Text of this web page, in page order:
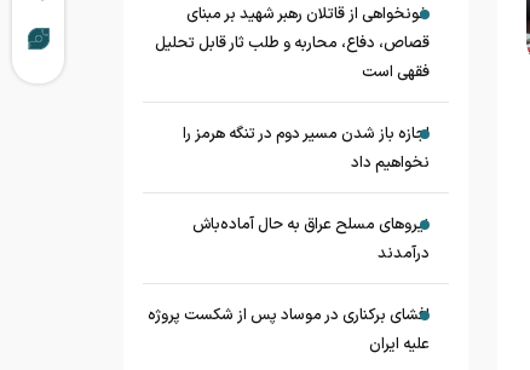
خونخواهی از قاتلان رهبر شهید بر مبنای
قصاص، دفاع، محاربه و طلب ثار قابل تحلیل
فقهی است
اجازه باز شدن مسیر دوم در تنگه هرمز را
نخواهیم داد
نیروهای مسلح عراق به حال آماده‌باش
درآمدند
افشای برکناری در موساد پس از شکست پروژه
علیه ایران